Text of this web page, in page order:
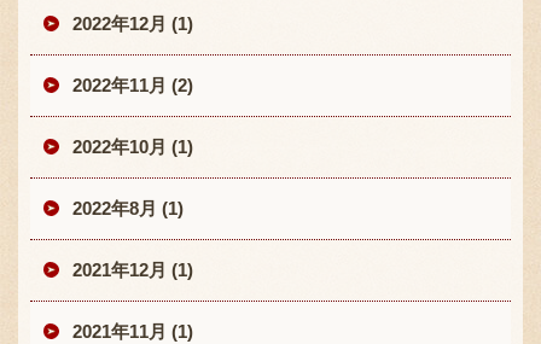
2022年12月 (1)
2022年11月 (2)
2022年10月 (1)
2022年8月 (1)
2021年12月 (1)
2021年11月 (1)